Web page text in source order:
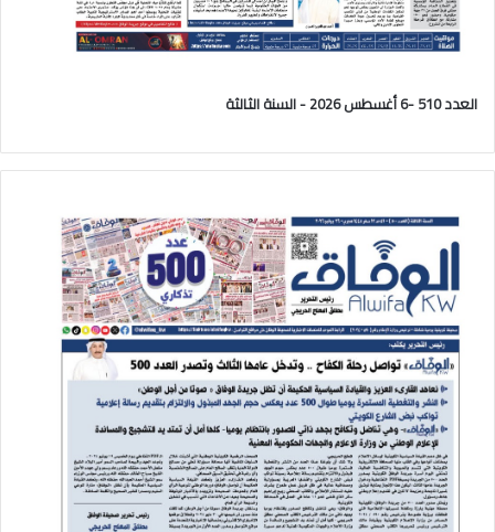
العدد 510 -6 أغسطس 2026 - السنة الثالثة